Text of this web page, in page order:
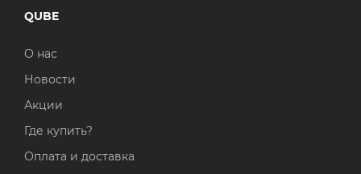
QUBE
О нас
Новости
Акции
Где купить?
Оплата и доставка